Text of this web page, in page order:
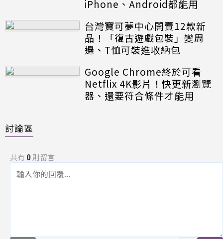
iPhone、Android都能用
台灣寶可夢中心開賣12款新
品！「復古遊戲包裝」變周
邊、T恤可裝進收納包
Google Chrome終於可看
Netflix 4K影片！快更新瀏覽
器、還要符合條件才能用
討論區
共有 0則留言